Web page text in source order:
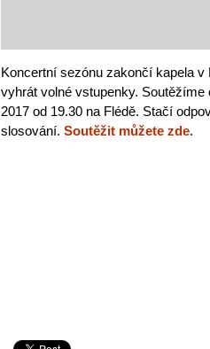
Koncertní sezónu zakončí kapela v
vyhrát volné vstupenky.
2017 od 19.30 na Flédě. Stačí
slosování. Soutěžit můžete zde.